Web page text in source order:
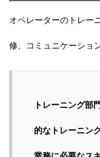
オペレーターのトレー
修、コミュニケーショ
トレーニング部
的なトレーニン